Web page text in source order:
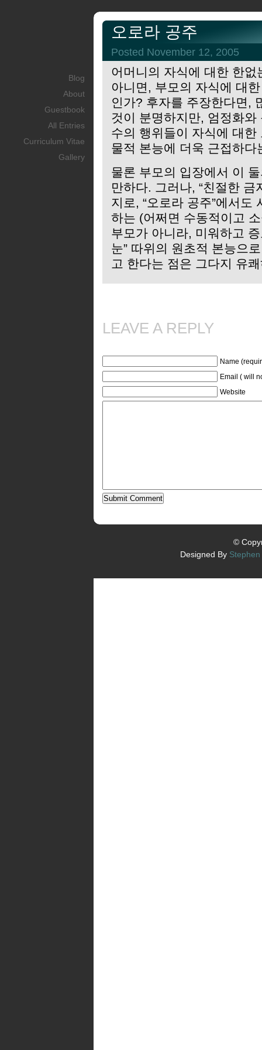
Blog
About
Guestbook
All Entries
Curriculum Vitae
Gallery
오로라 공주
Posted November 12, 2005
어머니의 자식에 대한 한
아니면, 부모의 자식에 대
인가? 후자를 주장한다면,
것이 분명하지만, 엄정화
수의 행위들이 자식에 대
물적 본능에 더욱 근접하
물론 부모의 입장에서 이
만하다. 그러나, “친절한
지로, “오로라 공주”에서도
하는 (어쩌면 수동적이고
부모가 아니라, 미워하고
눈” 따위의 원초적 본능으
고 한다는 점은 그다지 유
LEAVE A REPLY
Name
Email ( will
Website
©
Designed By